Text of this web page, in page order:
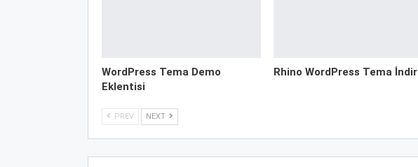
WordPress Tema Demo
Eklentisi
Rhino WordPress Tema İndir
PREV NEXT